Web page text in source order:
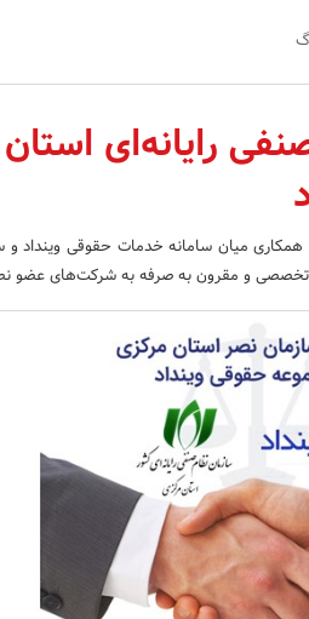
رایانه‌ای
همکاری میان سامانه خدمات حقوقی وینداد
تخصصی و مقرون به صرفه به شرکت‌های عضو